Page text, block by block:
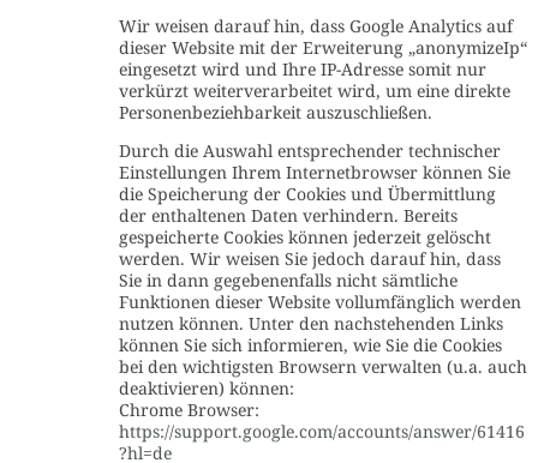
Wir weisen darauf hin, dass Google Analytics auf
dieser Website mit der Erweiterung „anonymizeIp“
eingesetzt wird und Ihre IP-Adresse somit nur
verkürzt weiterverarbeitet wird, um eine direkte
Personenbeziehbarkeit auszuschließen.
Durch die Auswahl entsprechender technischer
Einstellungen Ihrem Internetbrowser können Sie
die Speicherung der Cookies und Übermittlung
der enthaltenen Daten verhindern. Bereits
gespeicherte Cookies können jederzeit gelöscht
werden. Wir weisen Sie jedoch darauf hin, dass
Sie in dann gegebenenfalls nicht sämtliche
Funktionen dieser Website vollumfänglich werden
nutzen können. Unter den nachstehenden Links
können Sie sich informieren, wie Sie die Cookies
bei den wichtigsten Browsern verwalten (u.a. auch
deaktivieren) können:
Chrome Browser:
https://support.google.com/accounts/answer/61416
?hl=de